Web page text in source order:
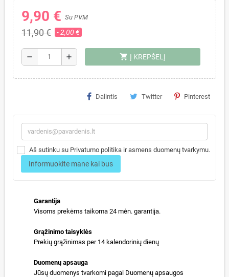
9,90 € Su PVM
11,90 € - 2,00 €
remove add shopping_cart Į KREPŠELĮ
Dalintis Twitter Pinterest
Aš sutinku su Privatumo politika ir asmens duomenų tvarkymu.
Informuokite mane kai bus
Garantija
Visoms prekėms taikoma 24 mėn. garantija.
Grąžinimo taisyklės
Prekių grąžinimas per 14 kalendorinių dienų
Duomenų apsauga
Jūsų duomenys tvarkomi pagal Duomenų apsaugos